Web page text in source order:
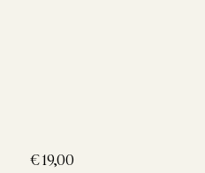
€ 19,00